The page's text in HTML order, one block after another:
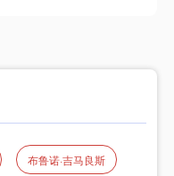
布鲁诺·吉马良斯